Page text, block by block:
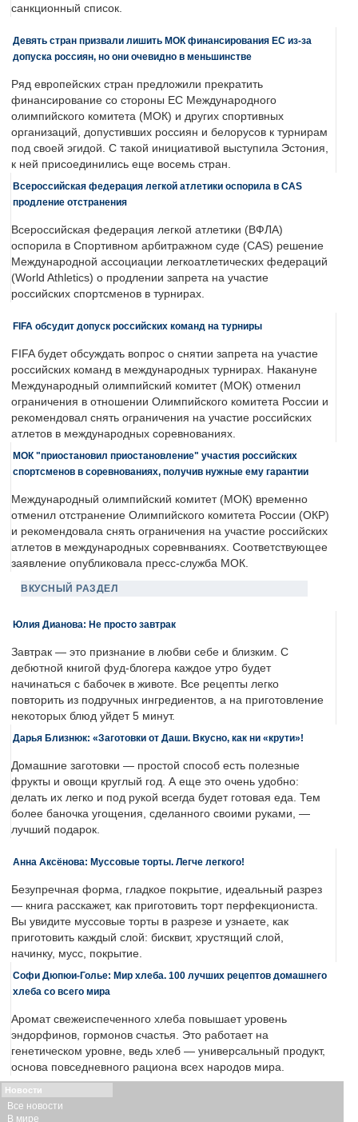
санкционный список.
Девять стран призвали лишить МОК финансирования ЕС из-за
допуска россиян, но они очевидно в меньшинстве
Ряд европейских стран предложили прекратить
финансирование со стороны ЕС Международного
олимпийского комитета (МОК) и других спортивных
организаций, допустивших россиян и белорусов к турнирам
под своей эгидой. С такой инициативой выступила Эстония,
к ней присоединились еще восемь стран.
Всероссийская федерация легкой атлетики оспорила в CAS
продление отстранения
Всероссийская федерация легкой атлетики (ВФЛА)
оспорила в Спортивном арбитражном суде (CAS) решение
Международной ассоциации легкоатлетических федераций
(World Athletics) о продлении запрета на участие
российских спортсменов в турнирах.
FIFA обсудит допуск российских команд на турниры
FIFA будет обсуждать вопрос о снятии запрета на участие
российских команд в международных турнирах. Накануне
Международный олимпийский комитет (МОК) отменил
ограничения в отношении Олимпийского комитета России и
рекомендовал снять ограничения на участие российских
атлетов в международных соревнованиях.
МОК "приостановил приостановление" участия российских
спортсменов в соревнованиях, получив нужные ему гарантии
Международный олимпийский комитет (МОК) временно
отменил отстранение Олимпийского комитета России (ОКР)
и рекомендовала снять ограничения на участие российских
атлетов в международных соревнваниях. Соответствующее
заявление опубликовала пресс-служба МОК.
ВКУСНЫЙ РАЗДЕЛ
Юлия Дианова: Не просто завтрак
Завтрак — это признание в любви себе и близким. С
дебютной книгой фуд-блогера каждое утро будет
начинаться с бабочек в животе. Все рецепты легко
повторить из подручных ингредиентов, а на приготовление
некоторых блюд уйдет 5 минут.
Дарья Близнюк: «Заготовки от Даши. Вкусно, как ни «крути»!
Домашние заготовки — простой способ есть полезные
фрукты и овощи круглый год. А еще это очень удобно:
делать их легко и под рукой всегда будет готовая еда. Тем
более баночка угощения, сделанного своими руками, —
лучший подарок.
Анна Аксёнова: Муссовые торты. Легче легкого!
Безупречная форма, гладкое покрытие, идеальный разрез
— книга расскажет, как приготовить торт перфекциониста.
Вы увидите муссовые торты в разрезе и узнаете, как
приготовить каждый слой: бисквит, хрустящий слой,
начинку, мусс, покрытие.
Софи Дюпюи-Голье: Мир хлеба. 100 лучших рецептов домашнего
хлеба со всего мира
Аромат свежеиспеченного хлеба повышает уровень
эндорфинов, гормонов счастья. Это работает на
генетическом уровне, ведь хлеб — универсальный продукт,
основа повседневного рациона всех народов мира.
Новости
Все новости
В мире